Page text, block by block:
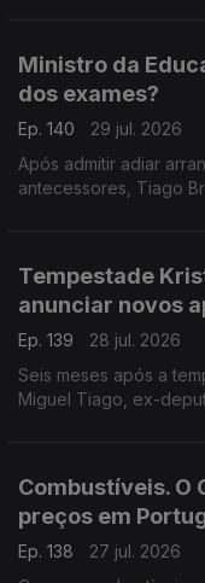
Ministro da
dos exames?
Ep. 140
29 jul. 2026
Após admitir adiar
antecessores, Tiago
Tempestade
anunciar novos
Ep. 139
28 jul. 2026
Seis meses após a
Miguel Tiago, ex-
Combustíveis. O
preços em
Ep. 138
27 jul. 2026